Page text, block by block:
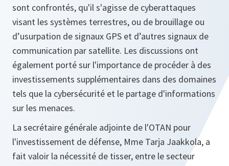
sont confrontés, qu'il s'agisse de cyberattaques
visant les systèmes terrestres, ou de brouillage ou
d’usurpation de signaux GPS et d’autres signaux de
communication par satellite. Les discussions ont
également porté sur l'importance de procéder à des
investissements supplémentaires dans des domaines
tels que la cybersécurité et le partage d'informations
sur les menaces.
La secrétaire générale adjointe de l'OTAN pour
l'investissement de défense, Mme Tarja Jaakkola, a
fait valoir la nécessité de tisser, entre le secteur